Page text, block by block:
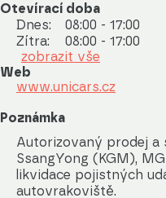
Otevírací doba
Dnes:
08:00 - 17:00
Zítra:
08:00 - 17:00
zobrazit vše
Web
www.unicars.cz
Poznámka
Autorizovaný prodej a
SsangYong (KGM),
likvidace pojistných
autovrakoviště.